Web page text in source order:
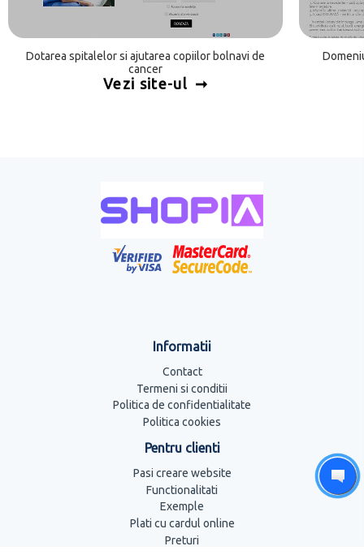
Dotarea spitalelor si ajutarea copiilor bolnavi de
cancer
Vezi site-ul
Informatii
Contact
Termeni si conditii
Politica de confidentialitate
Politica cookies
Pentru clienti
Pasi creare website
Functionalitati
Exemple
Plati cu cardul online
Preturi